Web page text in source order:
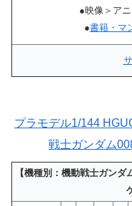
●映像＞ア
●書籍・マ
プラモデル1/144
戦士ガンダム
【機種別：機動戦士ガン